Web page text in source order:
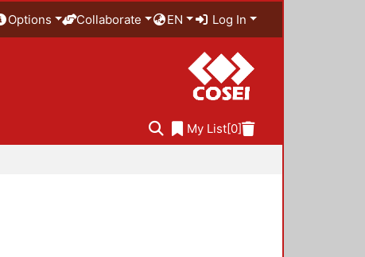
Options Collaborate EN Log In
My List[0]